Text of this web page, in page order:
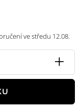
ve středu 12.08.
+